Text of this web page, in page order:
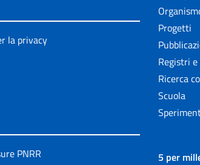
la privacy
PNRR
Progetti
Registri
Ricerca
Scuola
5 per